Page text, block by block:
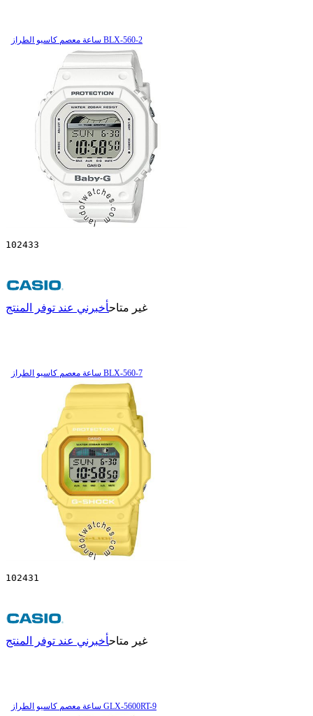
ساعة معصم کاسیو الطراز BLX-560-2
102433
غير متاحأخبرني عند توفر المنتج
ساعة معصم کاسیو الطراز BLX-560-7
102431
غير متاحأخبرني عند توفر المنتج
ساعة معصم کاسیو الطراز GLX-5600RT-9